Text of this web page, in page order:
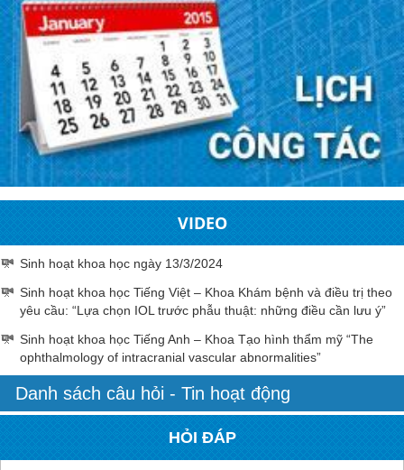
VIDEO
Sinh hoạt khoa học ngày 13/3/2024
Sinh hoạt khoa học Tiếng Việt – Khoa Khám bệnh và điều trị theo
yêu cầu: “Lựa chọn IOL trước phẫu thuật: những điều cần lưu ý”
Sinh hoạt khoa học Tiếng Anh – Khoa Tạo hình thẩm mỹ “The
ophthalmology of intracranial vascular abnormalities”
Danh sách câu hỏi - Tin hoạt động
HỎI ĐÁP